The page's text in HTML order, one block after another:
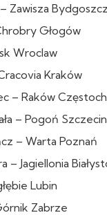
Zawisza Bydgoszcz
Głogów
Wroclaw
Kraków
– Raków
– Pogoń Szczecin
– Warta Poznań
– Jagiellonia
Lubin
Zabrze